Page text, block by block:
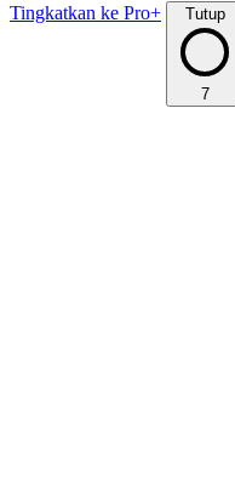
Tingkatkan ke Pro+ Tutup
7